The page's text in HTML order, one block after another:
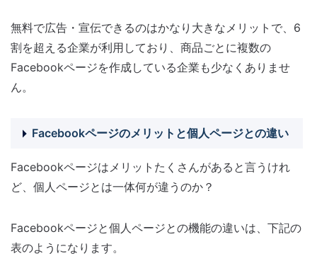
無料で広告・宣伝できるのはかなり大きなメリットで、6
割を超える企業が利用しており、商品ごとに複数の
Facebookページを作成している企業も少なくありませ
ん。
Facebookページのメリットと個人ページとの違い
Facebookページはメリットたくさんがあると言うけれ
ど、個人ページとは一体何が違うのか？
Facebookページと個人ページとの機能の違いは、下記の
表のようになります。